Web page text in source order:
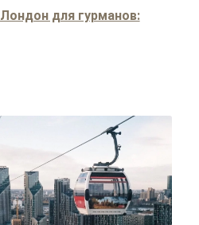
Лондон для гурманов: